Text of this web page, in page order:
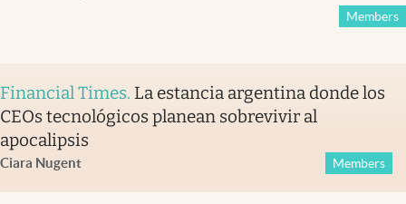
Members
Financial Times. La estancia argentina donde los
CEOs tecnológicos planean sobrevivir al
apocalipsis
Ciara Nugent Members